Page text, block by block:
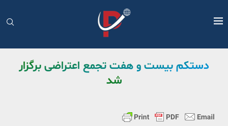
دستکم بیست و هفت تجمع اعتراضی برگزار
شد